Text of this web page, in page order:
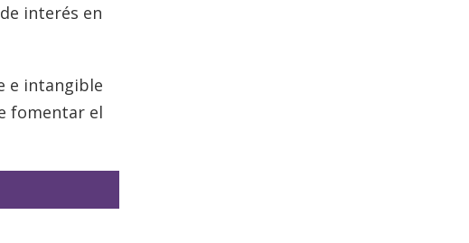
interés en
e intangible
fomentar el